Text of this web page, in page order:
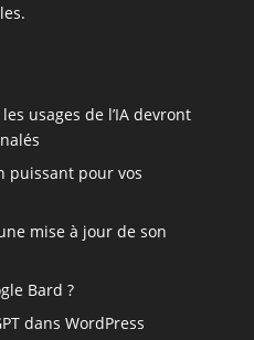
usages de l’IA devront
puissant pour vos
mise à jour de son
Bard ?
dans WordPress